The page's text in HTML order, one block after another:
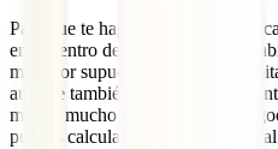
Para que te hagas una idea, si
en el centro de Canggu, lo más
mes. Por supuesto, las de una
aunque también dependerá del
mes es mucho más alto que si
puedes calcular desde unos 900€ al